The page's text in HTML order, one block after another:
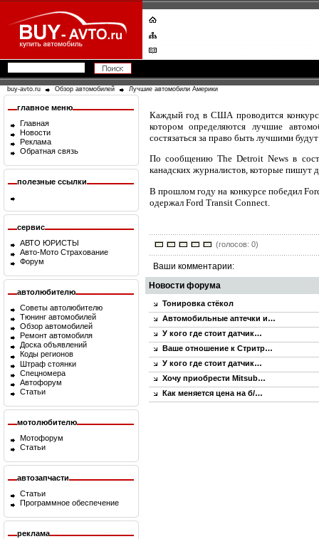
buy-avto.ru Обзор автомобилей Лучшие автомобили Америки
главное меню
Главная
Новости
Реклама
Обратная связь
полезные ссылки
сервис
АВТО ЮРИСТЫ
Авто-Мото Страхование
Форум
автолюбителю
Советы автолюбителю
Тюнинг автомобилей
Обзор автомобилей
Ремонт автомобиля
Доска объявлений
Коды регионов
Штраф стоянки
Спецномера
Автофорум
Статьи
мотолюбителю
Мотофорум
Статьи
автозапчасти
Статьи
Программное обеспечение
реклама
Каждый год в США проводится
котором определяются лучшие
состязаться за право быть лучшими
По сообщению The Detroit News в
канадских журналистов, которые пишут
В прошлом году на конкурсе победил
одержал Ford Transit Connect.
(голосов: 0)
Ваши комментарии:
Новости форума
Тонировка стёкол
Автомобильные аптечки и…
У кого где стоит датчик…
Ваше отношение к Стритр…
У кого где стоит датчик…
Хочу приобрести Mitsub…
Как меняется цена на б/…